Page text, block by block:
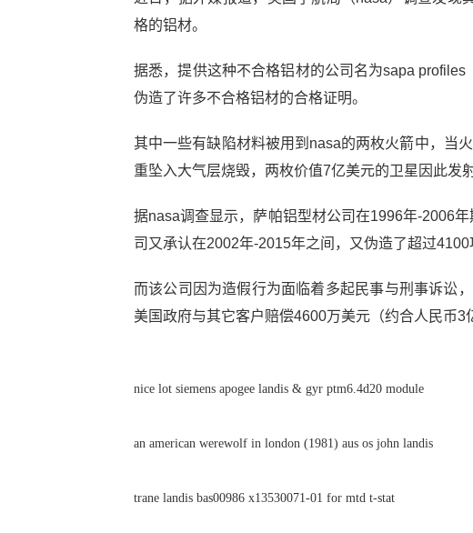
格的铝材。
据悉，提供这种不合格铝材的公司名为sapa
伪造了许多不合格铝材的合格证明。
其中一些有缺陷材料被用到nasa的两枚火箭中，当
重坠入大气层烧毁，两枚价值7亿美元的卫星因此发
据nasa调查显示，萨帕铝型材公司在1996年-2006
司又承认在2002年-2015年之间，又伪造了超过4100
而该公司因为造假行为面临着多起民事与刑事诉讼
美国政府与其它客户赔偿4600万美元（约合人民币3
nice lot siemens apogee landis & gyr ptm6.4d20 module
an american werewolf in london (1981) aus os john landis
trane landis bas00986 x13530071-01 for mtd t-stat